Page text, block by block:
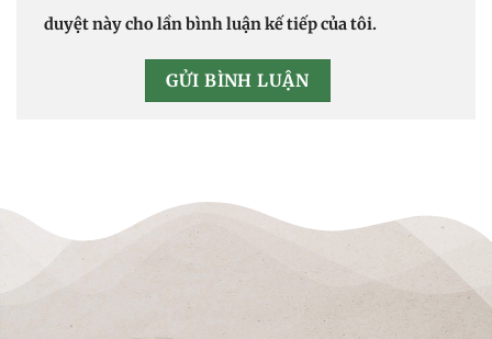
duyệt này cho lần bình luận kế tiếp của tôi.